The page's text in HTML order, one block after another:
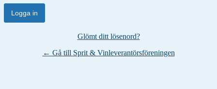
Glömt ditt lösenord?
← Gå till Sprit & Vinleverantörsföreningen